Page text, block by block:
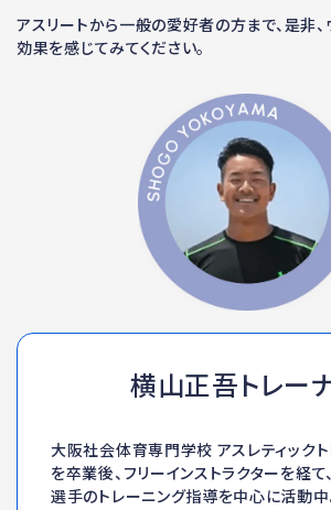
アスリートから一般の愛好者の方まで、是非、
効果を感じてみてください。
横山正吾トレー
大阪社会体育専門学校 アスレティック
を卒業後、フリーインストラクターを経
選手のトレーニング指導を中心に活動中